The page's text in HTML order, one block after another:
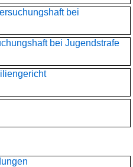
bei
bei Jugendstrafe